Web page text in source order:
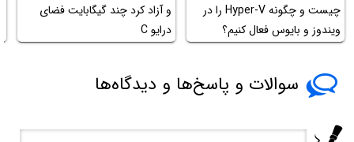
چیست و چگونه Hyper-V را در
ویندوز و بایوس فعال کنیم؟
و آزاد کرد چند گیگابایت فضای
درایو C
سوالات و پاسخ‌ها و دیدگاه‌ها